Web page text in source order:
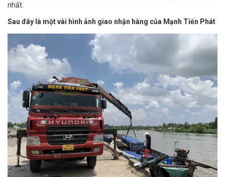
nhất.
Sau đây là một vài hình ảnh giao nhận hàng của Mạnh Tiến Phát